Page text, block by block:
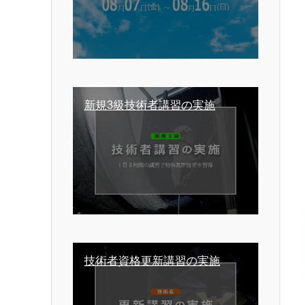
新規3級技術者講習の実施
技術者資格更新講習の実施